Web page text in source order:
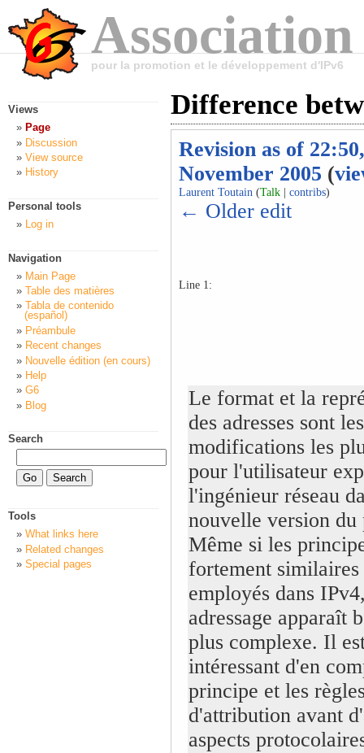
pour la promotion et le développement d'IPv6
Difference
Revision as of
November 2005 (
Laurent Toutain (Talk contribs)
← Older edit
Line 1:
Le format et la
des adresses sont les
modifications les
pour l'utilisateur
l'ingénieur réseau
nouvelle version du
Même si les
fortement similaires
employés dans
adressage apparaît
plus complexe. Il
intéressant d'en
principe et les
d'attribution avant
aspects
Views
Page
Discussion
View source
History
Personal tools
Log in
Navigation
Main Page
Table des matières
Tabla de contenido
(español)
Préambule
Recent changes
Nouvelle édition (en cours)
Help
G6
Blog
Search
Tools
What links here
Related changes
Special pages